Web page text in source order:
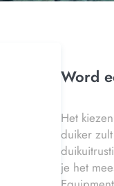
Word
Het
duiker
je het